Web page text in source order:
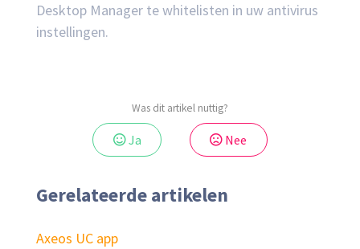
Desktop Manager te whitelisten in uw antivirus
instellingen.
Was dit artikel nuttig?
Ja Nee
Gerelateerde artikelen
Axeos UC app